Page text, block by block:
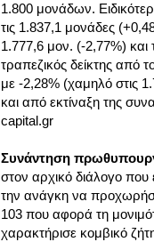
1.800 μονάδων.
τις 1.837,1 μονάδες
1.777,6 μον. (-2,77%)
τραπεζικός δείκτης από
με -2,28% (χαμηλό στις
και από εκτίναξη της
capital.gr
Συνάντηση
στον αρχικό διάλογο
την ανάγκη να
103 που αφορά τη
χαρακτήρισε κομβικό